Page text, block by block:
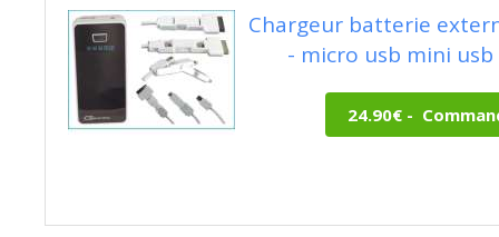
Chargeur batterie
- micro usb mini